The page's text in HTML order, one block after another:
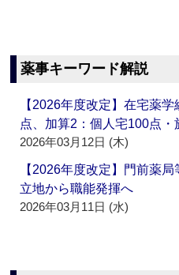
薬事キーワード解説
【2026年度改定】在宅薬
点、加算2：個人宅100点
2026年03月12日 (木)
【2026年度改定】門前薬
立地から職能発揮へ
2026年03月11日 (水)